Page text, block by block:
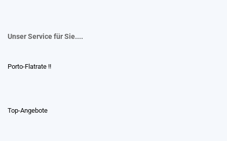
Unser Service für Sie....
Porto-Flatrate !!
Top-Angebote